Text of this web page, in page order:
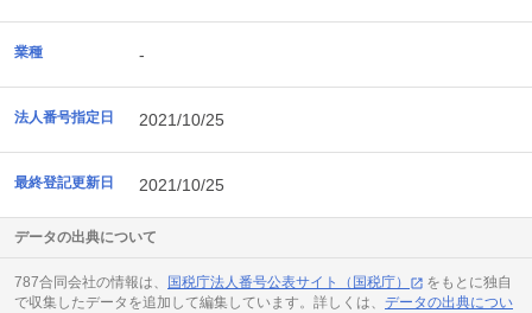
業種 -
法人番号指定日 2021/10/25
最終登記更新日 2021/10/25
データの出典について
787合同会社の情報は、 国税庁法人番号公表サイト（国税庁）
をもとに独自
で収集したデータを追加して編集しています。詳しくは、 データの出典につい